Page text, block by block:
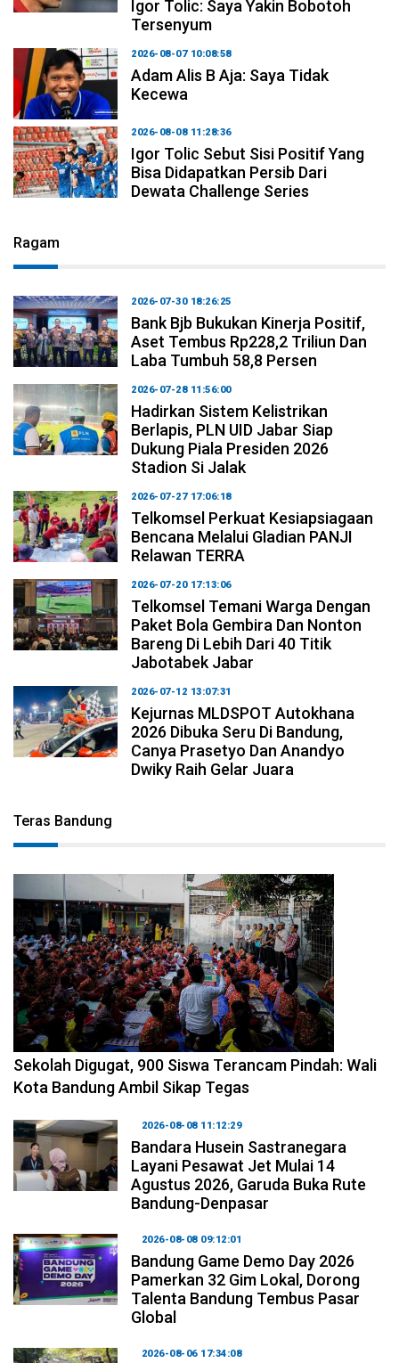
Igor Tolic: Saya Yakin Bobotoh
Tersenyum
2026-08-07 10:08:58
Adam Alis B Aja: Saya Tidak
Kecewa
2026-08-08 11:28:36
Igor Tolic Sebut Sisi Positif Yang
Bisa Didapatkan Persib Dari
Dewata Challenge Series
Ragam
2026-07-30 18:26:25
Bank Bjb Bukukan Kinerja Positif,
Aset Tembus Rp228,2 Triliun Dan
Laba Tumbuh 58,8 Persen
2026-07-28 11:56:00
Hadirkan Sistem Kelistrikan
Berlapis, PLN UID Jabar Siap
Dukung Piala Presiden 2026
Stadion Si Jalak
2026-07-27 17:06:18
Telkomsel Perkuat Kesiapsiagaan
Bencana Melalui Gladian PANJI
Relawan TERRA
2026-07-20 17:13:06
Telkomsel Temani Warga Dengan
Paket Bola Gembira Dan Nonton
Bareng Di Lebih Dari 40 Titik
Jabotabek Jabar
2026-07-12 13:07:31
Kejurnas MLDSPOT Autokhana
2026 Dibuka Seru Di Bandung,
Canya Prasetyo Dan Anandyo
Dwiky Raih Gelar Juara
Teras Bandung
2026-08-08 14:10:48
Sekolah Digugat, 900 Siswa Terancam Pindah: Wali
Kota Bandung Ambil Sikap Tegas
2026-08-08 11:12:29
Bandara Husein Sastranegara
Layani Pesawat Jet Mulai 14
Agustus 2026, Garuda Buka Rute
Bandung-Denpasar
2026-08-08 09:12:01
Bandung Game Demo Day 2026
Pamerkan 32 Gim Lokal, Dorong
Talenta Bandung Tembus Pasar
Global
2026-08-06 17:34:08